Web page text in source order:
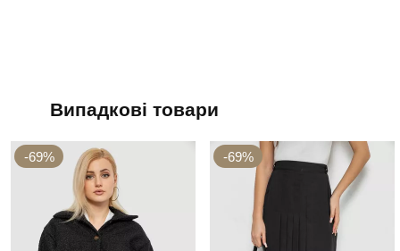
Випадкові товари
-69% -69%